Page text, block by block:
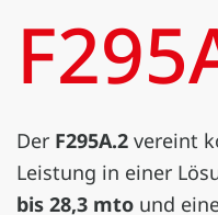
Der F295A.2 vereint
Leistung in einer
bis 28,3 mto und